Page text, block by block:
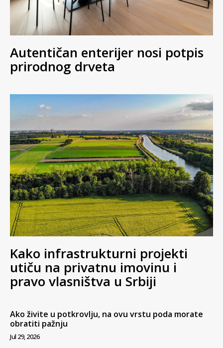
Autentičan enterijer nosi potpis
prirodnog drveta
Kako infrastrukturni projekti
utiču na privatnu imovinu i
pravo vlasništva u Srbiji
Ako živite u potkrovlju, na ovu vrstu poda morate
obratiti pažnju
Jul 29, 2026